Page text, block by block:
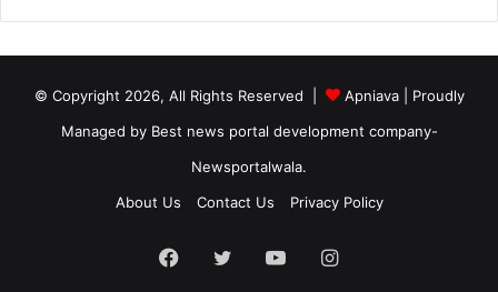
© Copyright 2026, All Rights Reserved | Apniava| Proudly
Managed by Best news portal development company-
Newsportalwala.
About Us
Contact Us Privacy Policy
Facebook
Twitter YouTubeInstagram